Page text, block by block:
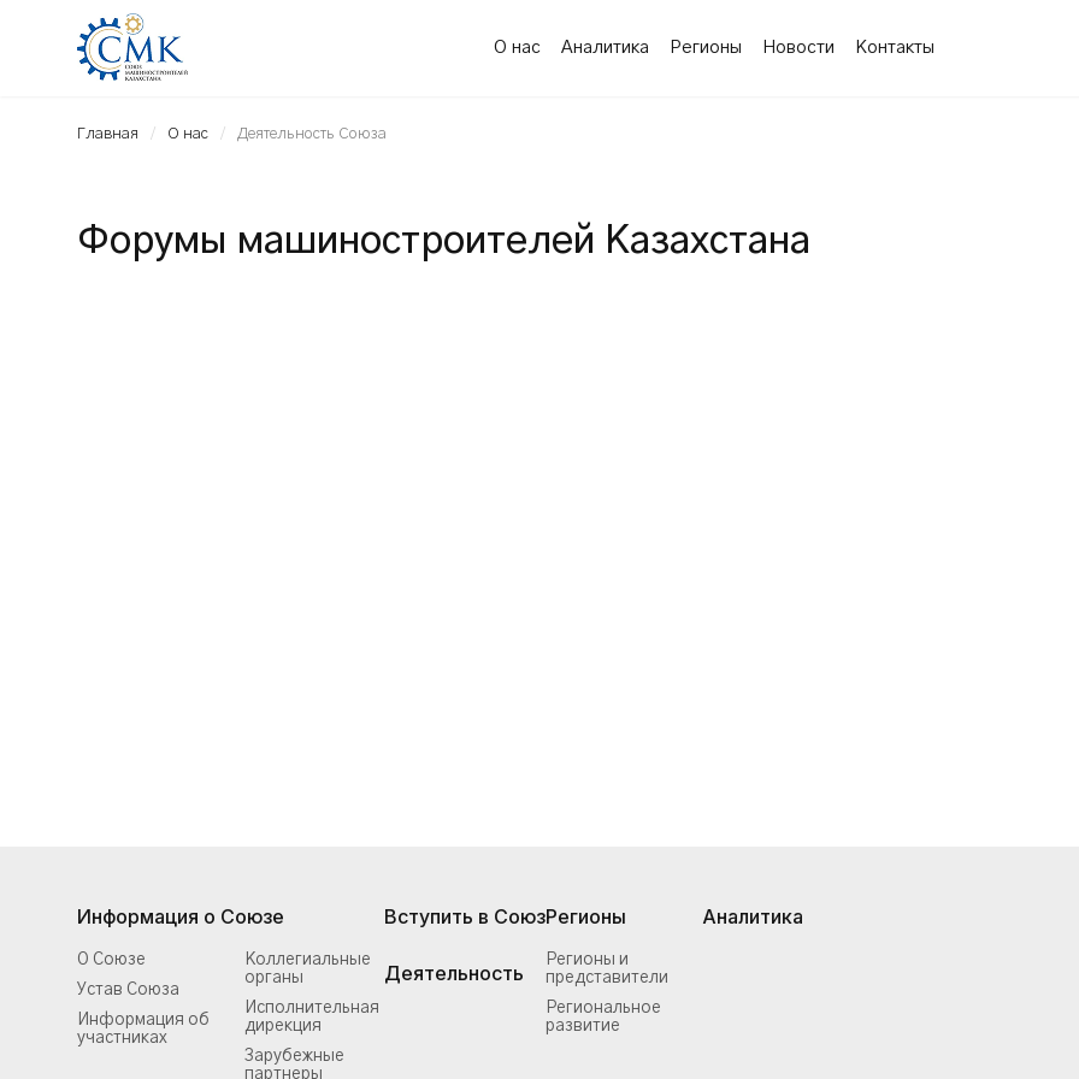
О нас Аналитика Регионы Новости Контакты
Главная О нас Деятельность Союза
Форумы машиностроителей Казахстана
Информация о Союзе
О Союзе
Устав Союза
Информация об
участниках
Коллегиальные
органы
Исполнительная
дирекция
Зарубежные
партнеры
Вступить в Союз
Деятельность
Регионы
Регионы и
представители
Региональное
развитие
Аналитика